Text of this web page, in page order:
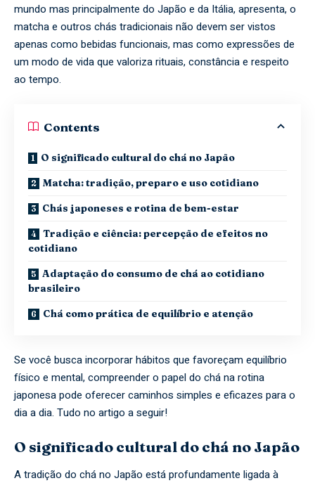
mundo mas principalmente do Japão e da Itália, apresenta, o
matcha e outros chás tradicionais não devem ser vistos
apenas como bebidas funcionais, mas como expressões de
um modo de vida que valoriza rituais, constância e respeito
ao tempo.
Contents
O significado cultural do chá no Japão
Matcha: tradição, preparo e uso cotidiano
Chás japoneses e rotina de bem-estar
Tradição e ciência: percepção de efeitos no
cotidiano
Adaptação do consumo de chá ao cotidiano
brasileiro
Chá como prática de equilíbrio e atenção
Se você busca incorporar hábitos que favoreçam equilíbrio
físico e mental, compreender o papel do chá na rotina
japonesa pode oferecer caminhos simples e eficazes para o
dia a dia. Tudo no artigo a seguir!
O significado cultural do chá no Japão
A tradição do chá no Japão está profundamente ligada à